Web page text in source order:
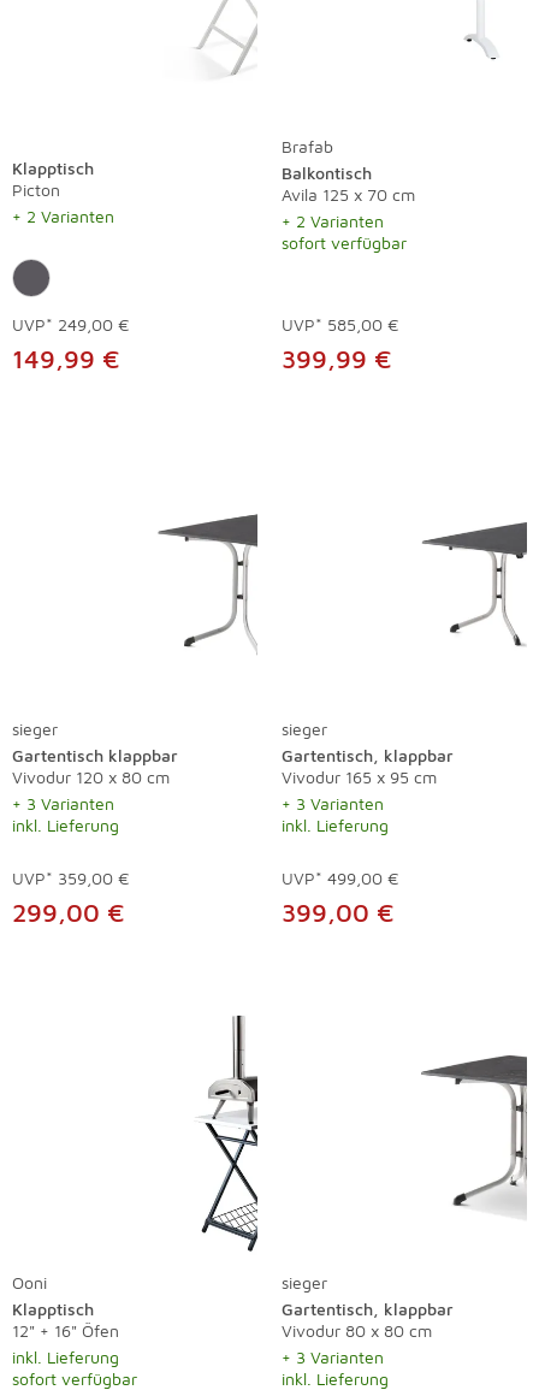
Klapptisch
Picton
+ 2 Varianten
UVP* 249,00 €
149,99 €
Brafab
Balkontisch
Avila 125 x 70 cm
+ 2 Varianten
sofort verfügbar
UVP* 585,00 €
399,99 €
sieger
Gartentisch klappbar
Vivodur 120 x 80 cm
+ 3 Varianten
inkl. Lieferung
UVP* 359,00 €
299,00 €
sieger
Gartentisch, klappbar
Vivodur 165 x 95 cm
+ 3 Varianten
inkl. Lieferung
UVP* 499,00 €
399,00 €
Ooni
Klapptisch
12" + 16" Öfen
inkl. Lieferung
sofort verfügbar
sieger
Gartentisch, klappbar
Vivodur 80 x 80 cm
+ 3 Varianten
inkl. Lieferung